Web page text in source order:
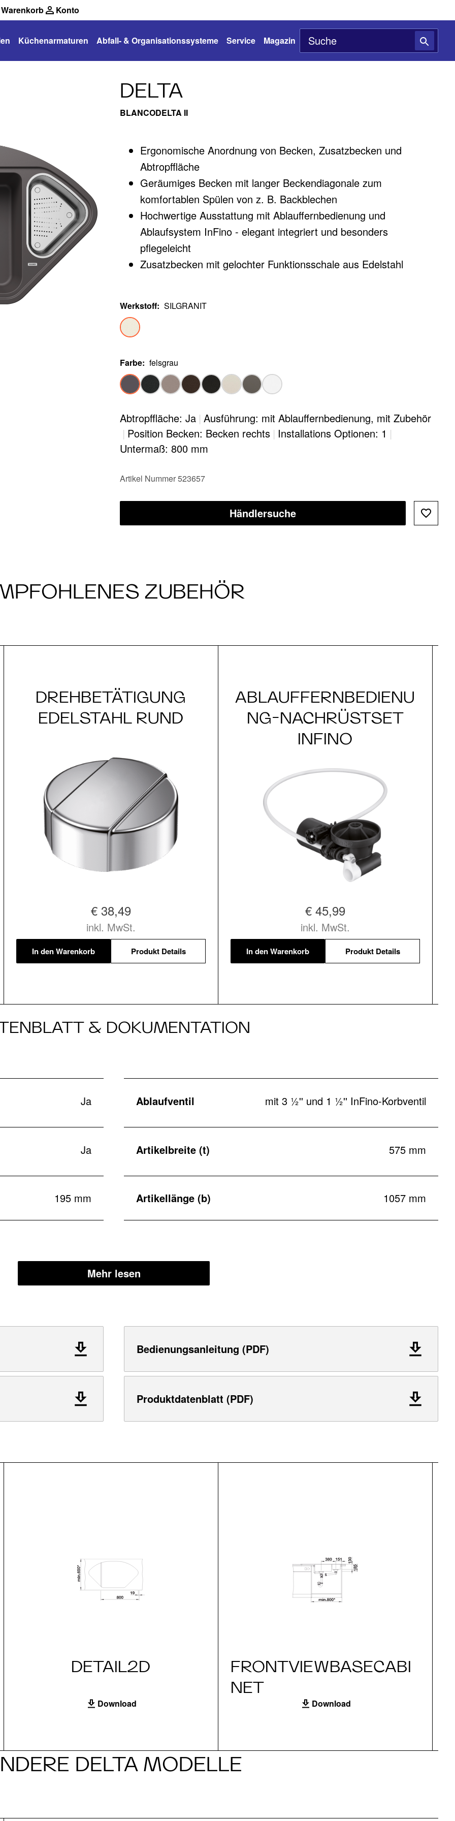
Warenkorb Konto
Küchenarmaturen Abfall- & Organisationssysteme Service Magazin
DELTA
BLANCODELTA II
Ergonomische Anordnung von Becken, Zusatzbecken und
Abtropffläche
Geräumiges Becken mit langer Beckendiagonale zum
komfortablen Spülen von z. B. Backblechen
Hochwertige Ausstattung mit Ablauffernbedienung und
Ablaufsystem InFino - elegant integriert und besonders
pflegeleicht
Zusatzbecken mit gelochter Funktionsschale aus Edelstahl
Werkstoff: SILGRANIT
Farbe: felsgrau
Abtropffläche: Ja | Ausführung: mit Ablauffernbedienung, mit Zubehör
| Position Becken: Becken rechts | Installations Optionen: 1 |
Untermaß: 800 mm
Artikel Nummer 523657
Händlersuche
ZUBEHÖR
DREHBETÄTIGUNG
EDELSTAHL RUND
€ 38,49
inkl. MwSt.
In den Warenkorb Produkt Details
ABLAUFFERNBEDIENU
NG-NACHRÜSTSET
INFINO
€ 45,99
inkl. MwSt.
In den Warenkorb Produkt Details
& DOKUMENTATION
Ja Ablaufventil mit 3 ½'' und 1 ½'' InFino-Korbventil
Ja Artikelbreite (t) 575 mm
195 mm Artikellänge (b) 1057 mm
Mehr lesen
Bedienungsanleitung (PDF)
Produktdatenblatt (PDF)
DETAIL2D
Download
FRONTVIEWBASECABI
NET
Download
DELTA MODELLE